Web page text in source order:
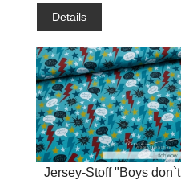
Details
Jersey-Stoff "Boys don`t